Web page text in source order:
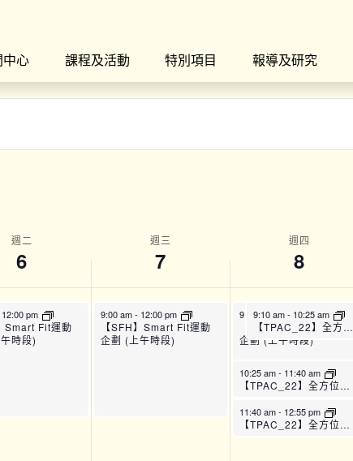
中心 課程及活動 特別項目 報導及研究
週二
6
週三
7
週四
8
12:00 pm
Smart Fit運動
時段)
9:00 am- 12:00 pm
【SFH】Smart Fit運動
企劃 (上午時段)
9:00 am-12:00 pm
【SFH】Smart Fit運動
企劃 (上午時段)
9:10 am- 10:25 am
【TPAC_22】全方位運動訓練班 (A班)
10:25 am- 11:40 am
【TPAC_22】全方位運動訓練班 (B班)
11:40 am- 12:55 pm
【TPAC_22】全方位運動訓練班 (C班)